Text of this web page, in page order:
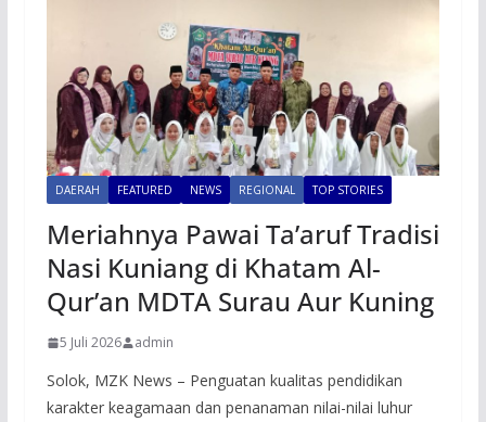
DAERAH FEATURED NEWS REGIONAL TOP STORIES
Meriahnya Pawai Ta’aruf Tradisi
Nasi Kuniang di Khatam Al-
Qur’an MDTA Surau Aur Kuning
5 Juli 2026 admin
Solok, MZK News – Penguatan kualitas pendidikan
karakter keagamaan dan penanaman nilai-nilai luhur